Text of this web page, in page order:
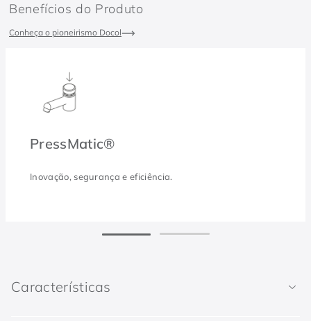
Benefícios do Produto
Conheça o pioneirismo Docol
PressMatic®
Inovação, segurança e eficiência.
Características